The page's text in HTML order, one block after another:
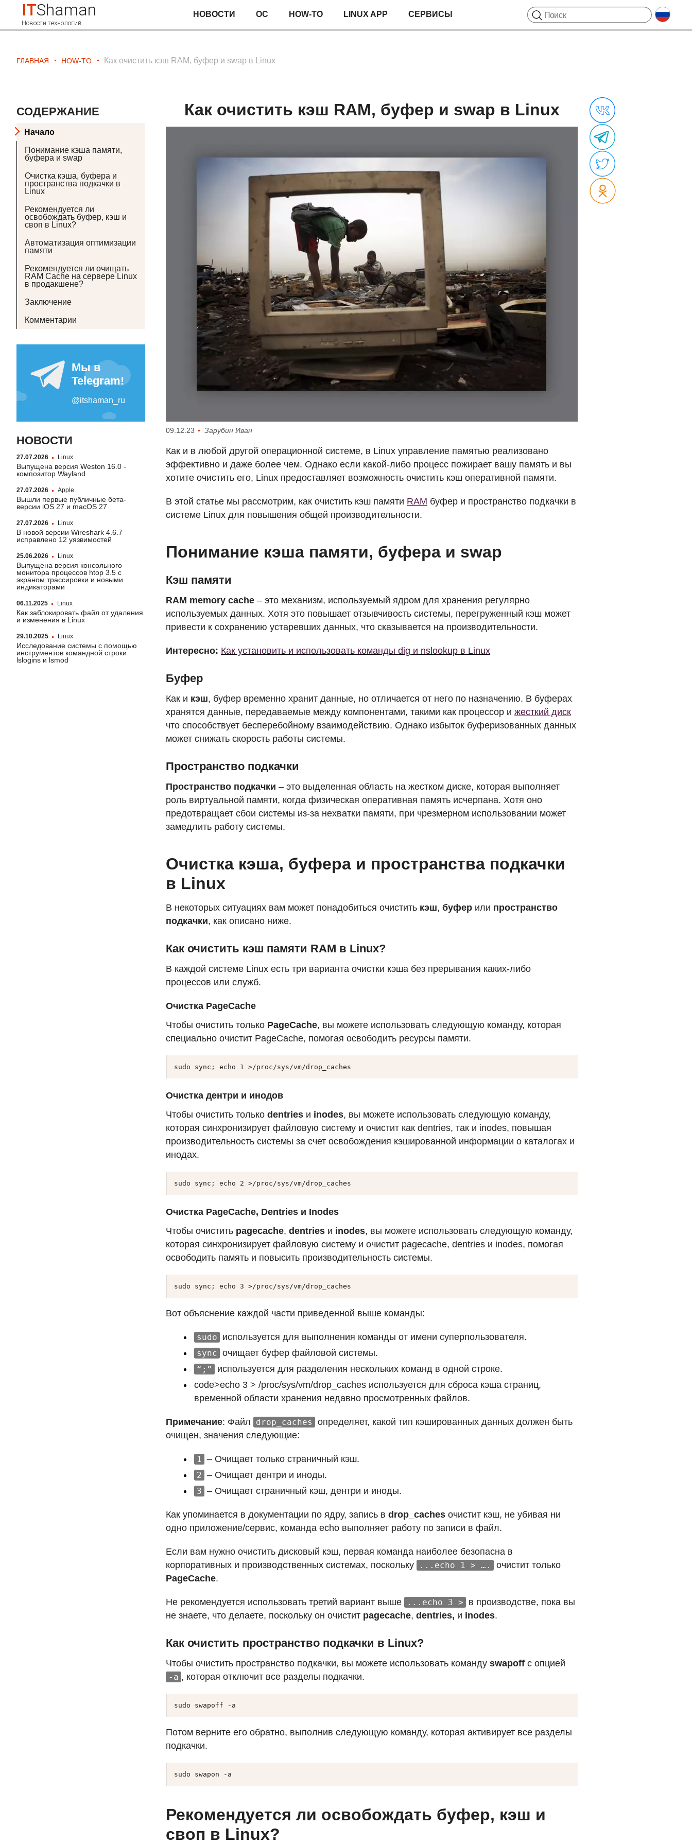
ITShaman
Новости технологий
НОВОСТИ ОС HOW-TO LINUX APP СЕРВИСЫ
ГЛАВНАЯ HOW-TO Как очистить кэш RAM, буфер и swap в Linux
СОДЕРЖАНИЕ
Начало
Понимание кэша памяти,
буфера и swap
Очистка кэша, буфера и
пространства подкачки в
Linux
Рекомендуется ли
освобождать буфер, кэш и
своп в Linux?
Автоматизация оптимизации
памяти
Рекомендуется ли очищать
RAM Cache на сервере Linux
в продакшене?
Заключение
Комментарии
НОВОСТИ
27.07.2026 Linux
Выпущена версия Weston 16.0 -
композитор Wayland
27.07.2026 Apple
Вышли первые публичные бета-
версии iOS 27 и macOS 27
27.07.2026 Linux
В новой версии Wireshark 4.6.7
исправлено 12 уязвимостей
25.06.2026 Linux
Выпущена версия консольного
монитора процессов htop 3.5 с
экраном трассировки и новыми
индикаторами
06.11.2025 Linux
Как заблокировать файл от удаления
и изменения в Linux
29.10.2025 Linux
Исследование системы с помощью
инструментов командной строки
lslogins и lsmod
Как очистить кэш RAM, буфер и swap в Linux
09.12.23 Зарубин Иван
Как и в любой другой операционной системе, в Linux управление памятью реализовано
эффективно и даже более чем. Однако если какой-либо процесс пожирает вашу память и вы
хотите очистить его, Linux предоставляет возможность очистить кэш оперативной памяти.
В этой статье мы рассмотрим, как очистить кэш памяти RAM буфер и пространство подкачки в
системе Linux для повышения общей производительности.
Понимание кэша памяти, буфера и swap
Кэш памяти
RAM memory cache – это механизм, используемый ядром для хранения регулярно
используемых данных. Хотя это повышает отзывчивость системы, перегруженный кэш может
привести к сохранению устаревших данных, что сказывается на производительности.
Интересно: Как установить и использовать команды dig и nslookup в Linux
Буфер
Как и кэш, буфер временно хранит данные, но отличается от него по назначению. В буферах
хранятся данные, передаваемые между компонентами, такими как процессор и жесткий диск
что способствует бесперебойному взаимодействию. Однако избыток буферизованных данных
может снижать скорость работы системы.
Пространство подкачки
Пространство подкачки – это выделенная область на жестком диске, которая выполняет
роль виртуальной памяти, когда физическая оперативная память исчерпана. Хотя оно
предотвращает сбои системы из-за нехватки памяти, при чрезмерном использовании может
замедлить работу системы.
Очистка кэша, буфера и пространства подкачки
в Linux
В некоторых ситуациях вам может понадобиться очистить кэш, буфер или пространство
подкачки, как описано ниже.
Как очистить кэш памяти RAM в Linux?
В каждой системе Linux есть три варианта очистки кэша без прерывания каких-либо
процессов или служб.
Очистка PageCache
Чтобы очистить только PageCache, вы можете использовать следующую команду, которая
специально очистит PageCache, помогая освободить ресурсы памяти.
sudo sync; echo 1 >/proc/sys/vm/drop_caches
Очистка дентри и инодов
Чтобы очистить только dentries и inodes, вы можете использовать следующую команду,
которая синхронизирует файловую систему и очистит как dentries, так и inodes, повышая
производительность системы за счет освобождения кэшированной информации о каталогах и
инодах.
sudo sync; echo 2 >/proc/sys/vm/drop_caches
Очистка PageCache, Dentries и Inodes
Чтобы очистить pagecache, dentries и inodes, вы можете использовать следующую команду,
которая синхронизирует файловую систему и очистит pagecache, dentries и inodes, помогая
освободить память и повысить производительность системы.
sudo sync; echo 3 >/proc/sys/vm/drop_caches
Вот объяснение каждой части приведенной выше команды:
sudo используется для выполнения команды от имени суперпользователя.
sync очищает буфер файловой системы.
“;”
используется для разделения нескольких команд в одной строке.
code>echo 3 > /proc/sys/vm/drop_caches используется для сброса кэша страниц,
временной области хранения недавно просмотренных файлов.
Примечание: Файл drop_caches
определяет, какой тип кэшированных данных должен быть
очищен, значения следующие:
1 – Очищает только страничный кэш.
2 – Очищает дентри и иноды.
3 – Очищает страничный кэш, дентри и иноды.
Как упоминается в документации по ядру, запись в drop_caches очистит кэш, не убивая ни
одно приложение/сервис, команда echo выполняет работу по записи в файл.
Если вам нужно очистить дисковый кэш, первая команда наиболее безопасна в
корпоративных и производственных системах, поскольку
...echo 1 > ….
очистит только
PageCache.
Не рекомендуется использовать третий вариант выше ...echo 3 >
в производстве, пока вы
не знаете, что делаете, поскольку он очистит pagecache, dentries, и inodes.
Как очистить пространство подкачки в Linux?
Чтобы очистить пространство подкачки, вы можете использовать команду swapoff с опцией
-a , которая отключит все разделы подкачки.
sudo swapoff -a
Потом верните его обратно, выполнив следующую команду, которая активирует все разделы
подкачки.
sudo swapon -a
Рекомендуется ли освобождать буфер, кэш и
своп в Linux?